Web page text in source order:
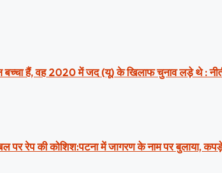
बच्चा हैं, वह 2020 में जद (यू) के खिलाफ चुनाव लड़े थे :
पर रेप की कोशिश:पटना में जागरण के नाम पर बुलाया,